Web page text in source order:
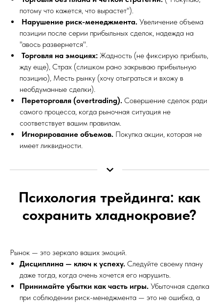
потому что кажется, что вырастет").
Нарушение риск-менеджмента. Увеличение объема
позиции после серии прибыльных сделок, надежда на
"авось развернется".
Торговля на эмоциях: Жадность (не фиксирую прибыль,
жду еще), Страх (слишком рано закрываю прибыльную
позицию), Месть рынку (хочу отыграться и вхожу в
необдуманные сделки).
Переторговля (overtrading). Совершение сделок ради
самого процесса, когда рыночная ситуация не
соответствует вашим правилам.
Игнорирование объемов. Покупка акции, которая не
имеет ликвидности.
Психология трейдинга: как
сохранить хладнокровие?
Рынок — это зеркало ваших эмоций.
Дисциплина — ключ к успеху. Следуйте своему плану
даже тогда, когда очень хочется его нарушить.
Принимайте убытки как часть игры. Убыточная сделка
при соблюдении риск-менеджмента — это не ошибка, а